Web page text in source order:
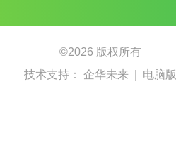
©2026 版权所有
技术支持： 企华未来 电脑版